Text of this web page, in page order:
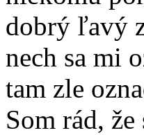
dobrý ľavý
nech sa mi
tam zle
Som rád,